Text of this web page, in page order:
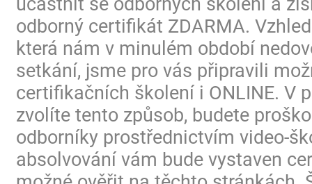
odborný certifikát ZDARMA.
která nám v minulém období
setkání, jsme pro vás připravili
certifikačních školení i ONLINE. V
zvolíte tento způsob, budete
odborníky prostřednictvím video-
absolvování vám bude vystaven